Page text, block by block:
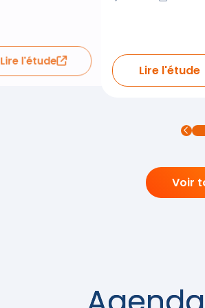
Lire l'étude
Lire l'étude
Voir